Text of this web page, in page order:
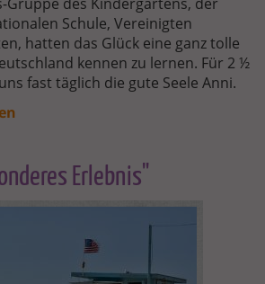
Schule, Vereinigten
hatten das Glück eine ganz tolle
kennen zu lernen. Für 2 ½
fast täglich die gute Seele Anni.
Erlebnis"